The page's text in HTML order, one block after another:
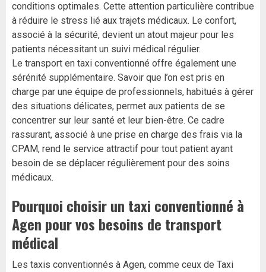
conditions optimales. Cette attention particulière contribue
à réduire le stress lié aux trajets médicaux. Le confort,
associé à la sécurité, devient un atout majeur pour les
patients nécessitant un suivi médical régulier.
Le transport en taxi conventionné offre également une
sérénité supplémentaire. Savoir que l’on est pris en
charge par une équipe de professionnels, habitués à gérer
des situations délicates, permet aux patients de se
concentrer sur leur santé et leur bien-être. Ce cadre
rassurant, associé à une prise en charge des frais via la
CPAM, rend le service attractif pour tout patient ayant
besoin de se déplacer régulièrement pour des soins
médicaux.
Pourquoi choisir un taxi conventionné à
Agen pour vos besoins de transport
médical
Les taxis conventionnés à Agen, comme ceux de Taxi